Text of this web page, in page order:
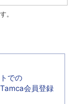
。
での
Tamca会員登録